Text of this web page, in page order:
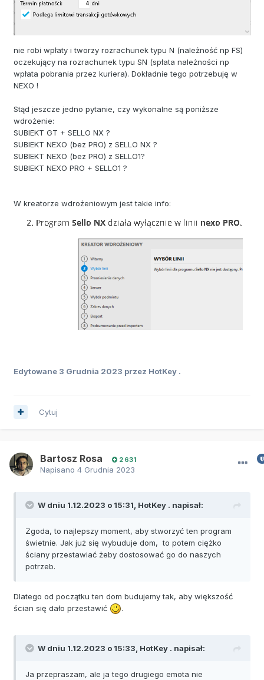
nie robi wpłaty i tworzy rozrachunek typu N (należność np FS)
oczekujący na rozrachunek typu SN (spłata należności np
wpłata pobrania przez kuriera). Dokładnie tego potrzebuję w
NEXO !
Stąd jeszcze jedno pytanie, czy wykonalne są poniższe
wdrożenie:
SUBIEKT GT + SELLO NX ?
SUBIEKT NEXO (bez PRO) z SELLO NX ?
SUBIEKT NEXO (bez PRO) z SELLO1?
SUBIEKT NEXO PRO + SELLO1 ?
W kreatorze wdrożeniowym jest takie info:
Edytowane 3 Grudnia 2023 przez HotKey .
Cytuj
Bartosz Rosa 2 631
Napisano 4 Grudnia 2023
W dniu 1.12.2023 o 15:31, HotKey . napisał:
Zgoda, to najlepszy moment, aby stworzyć ten program
świetnie. Jak już się wybuduje dom, to potem ciężko
ściany przestawiać żeby dostosować go do naszych
potrzeb.
Dlatego od początku ten dom budujemy tak, aby większość
ścian się dało przestawić
.
W dniu 1.12.2023 o 15:33, HotKey . napisał:
Ja przepraszam, ale ja tego drugiego emota nie